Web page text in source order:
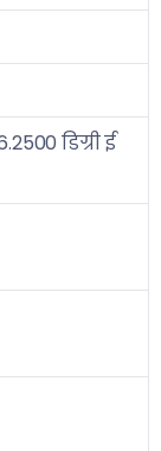
डिग्री ई